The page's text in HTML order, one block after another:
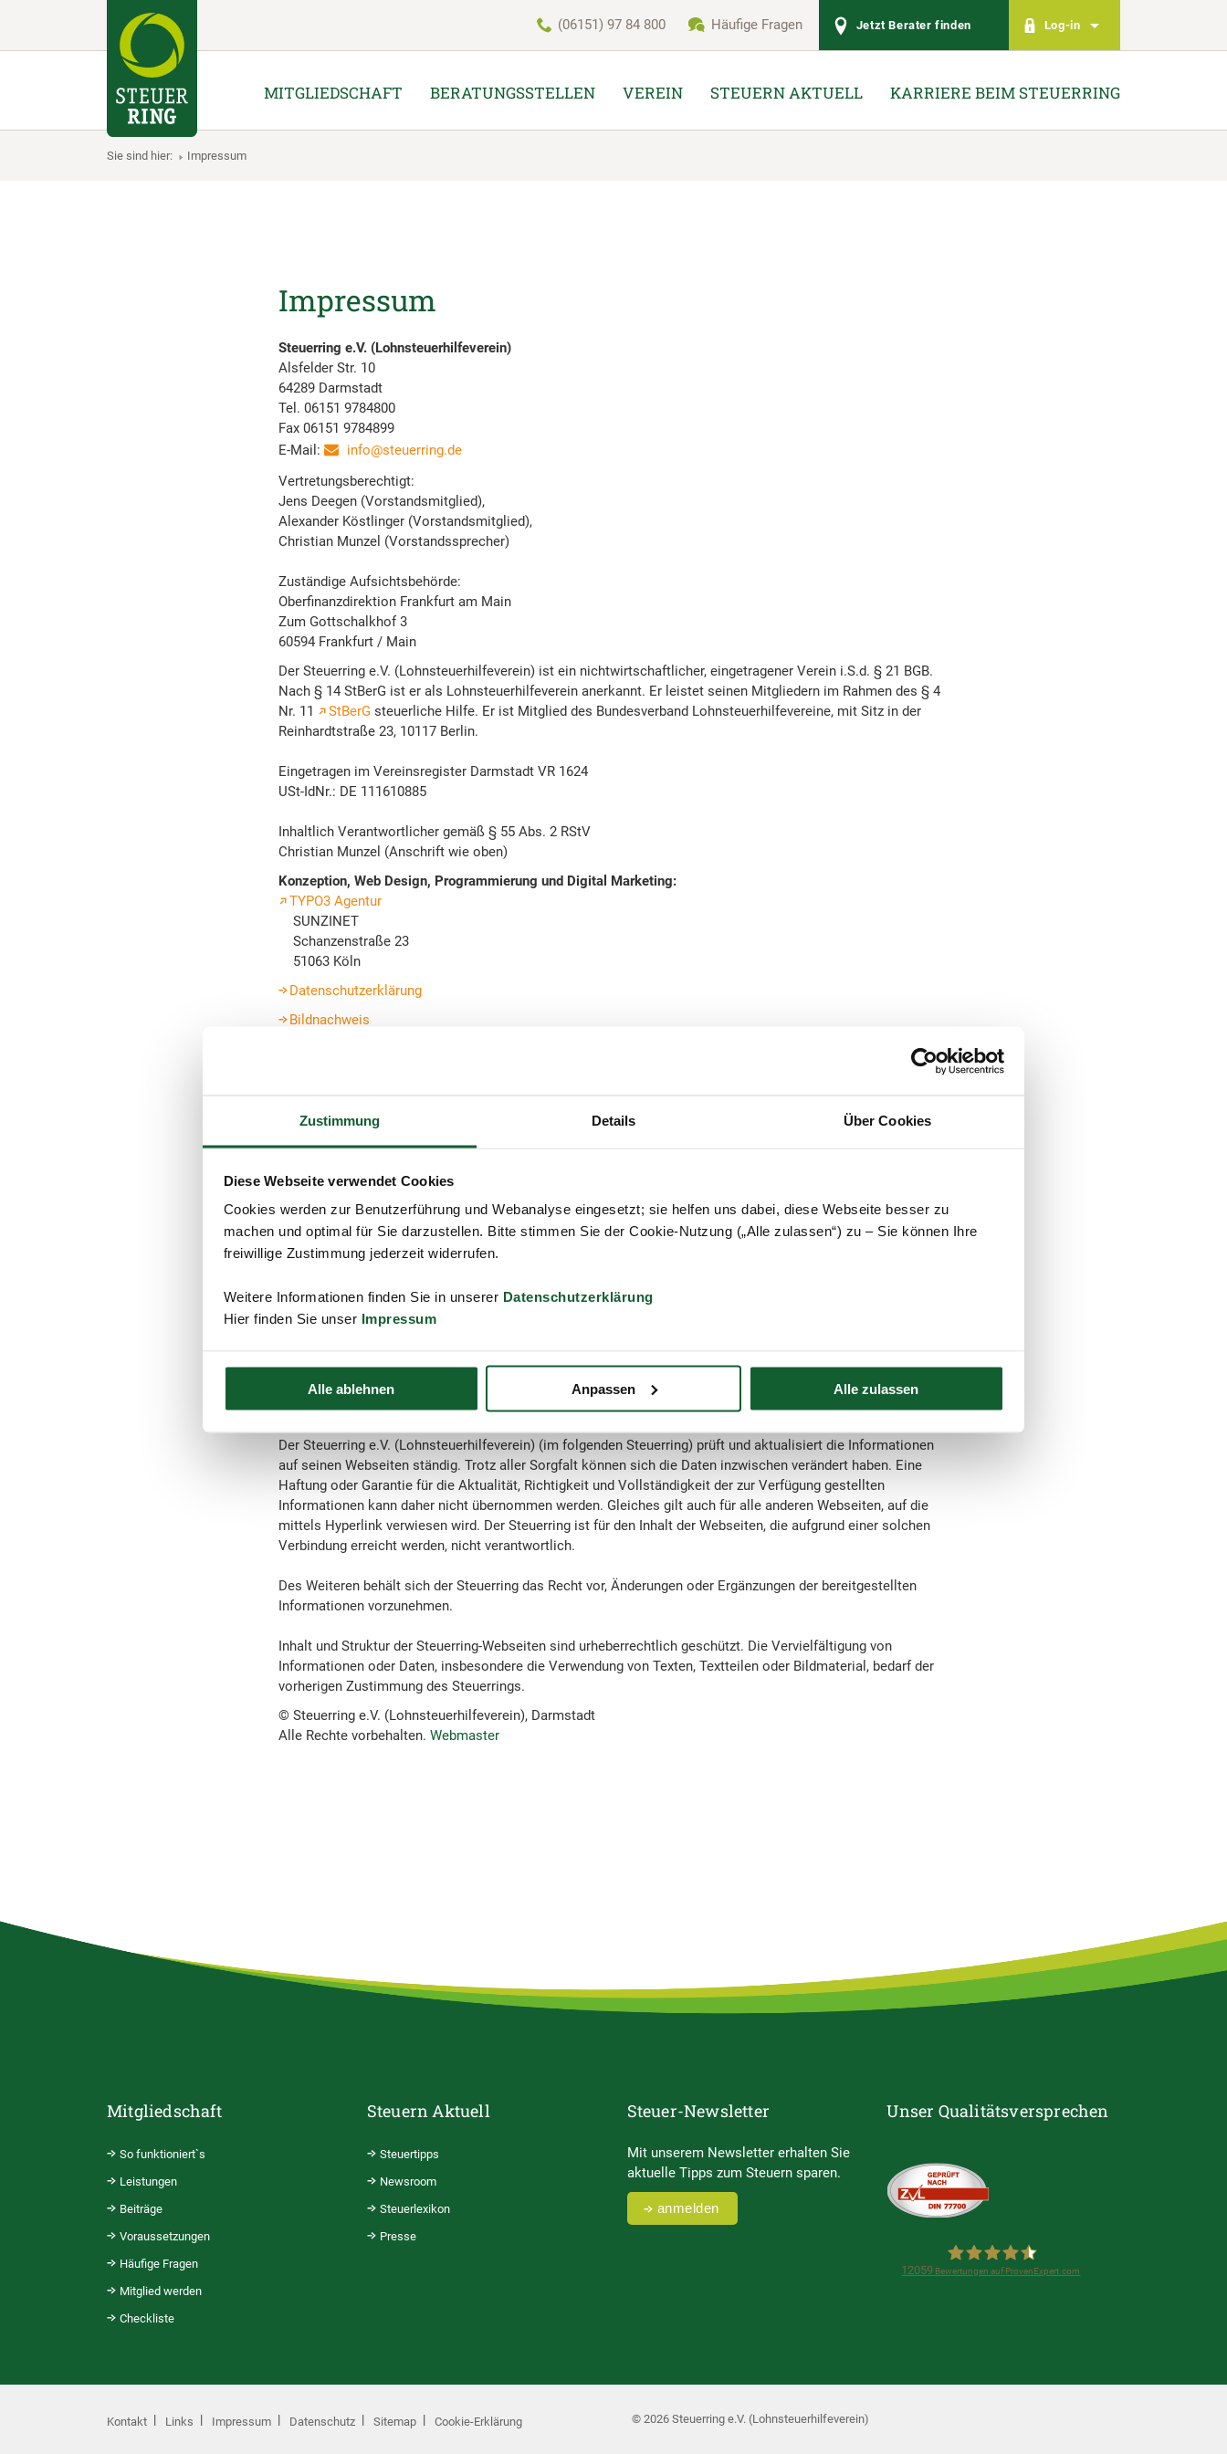
Zustimmung Details Über Cookies
Diese Webseite verwendet Cookies
Cookies werden zur Benutzerführung und Webanalyse eingesetzt; sie helfen uns dabei, diese Webseite besser zu
machen und optimal für Sie darzustellen. Bitte stimmen Sie der Cookie-Nutzung („Alle zulassen“) zu – Sie können Ihre
freiwillige Zustimmung jederzeit widerrufen.
Weitere Informationen finden Sie in unserer Datenschutzerklärung
Hier finden Sie unser Impressum
Alle ablehnen Anpassen Alle zulassen
(06151) 97 84 800 Häufige Fragen Jetzt Berater finden Log-in
MITGLIEDSCHAFT BERATUNGSSTELLEN VEREIN STEUERN AKTUELL KARRIERE BEIM STEUERRING
Sie sind hier: Impressum
Impressum
Steuerring e.V. (Lohnsteuerhilfeverein)
Alsfelder Str. 10
64289 Darmstadt
Tel. 06151 9784800
Fax 06151 9784899
E-Mail:
info@steuerring.de
Vertretungsberechtigt:
Jens Deegen (Vorstandsmitglied),
Alexander Köstlinger (Vorstandsmitglied),
Christian Munzel (Vorstandssprecher)
Zuständige Aufsichtsbehörde:
Oberfinanzdirektion Frankfurt am Main
Zum Gottschalkhof 3
60594 Frankfurt / Main
Der Steuerring e.V. (Lohnsteuerhilfeverein) ist ein nichtwirtschaftlicher, eingetragener Verein i.S.d. § 21 BGB.
Nach § 14 StBerG ist er als Lohnsteuerhilfeverein anerkannt. Er leistet seinen Mitgliedern im Rahmen des § 4
Nr. 11
StBerGsteuerliche Hilfe. Er ist Mitglied des Bundesverband Lohnsteuerhilfevereine, mit Sitz in der
Reinhardtstraße 23, 10117 Berlin.
Eingetragen im Vereinsregister Darmstadt VR 1624
USt-IdNr.: DE 111610885
Inhaltlich Verantwortlicher gemäß § 55 Abs. 2 RStV
Christian Munzel (Anschrift wie oben)
Konzeption, Web Design, Programmierung und Digital Marketing:
TYPO3 Agentur
SUNZINET
Schanzenstraße 23
51063 Köln
Datenschutzerklärung
Bildnachweis
Gerichtsstand. Dies folgt der gesetzlichen Bestimmung in § 22 ZPO.
Lohnsteuerhilfevereine sind aufgrund des Steuerberatungsgesetzes (StBerG) sowie der dazu ergangenen
für den einzelnen Versicherungsfall von 50.000 € zu unterhalten. Die Einzelheiten ergeben sich aus § 10
DVLStHV.
Der Steuerring unterhält eine Vermögensschaden-Haftpflichtversicherung bei der:
R+V Allgemeine Versicherung AG
65193 Wiesbaden
Räumlicher Geltungsbereich der Versicherung: Das Arbeitsgebiet des Vereins ist der Geltungs- und
Der Steuerring e.V. (Lohnsteuerhilfeverein) nimmt an keinem Verbraucherstreitbeilegungsverfahren teil.
Der Steuerring e.V. (Lohnsteuerhilfeverein) (im folgenden Steuerring) prüft und aktualisiert die Informationen
auf seinen Webseiten ständig. Trotz aller Sorgfalt können sich die Daten inzwischen verändert haben. Eine
Haftung oder Garantie für die Aktualität, Richtigkeit und Vollständigkeit der zur Verfügung gestellten
Informationen kann daher nicht übernommen werden. Gleiches gilt auch für alle anderen Webseiten, auf die
mittels Hyperlink verwiesen wird. Der Steuerring ist für den Inhalt der Webseiten, die aufgrund einer solchen
Verbindung erreicht werden, nicht verantwortlich.
Des Weiteren behält sich der Steuerring das Recht vor, Änderungen oder Ergänzungen der bereitgestellten
Informationen vorzunehmen.
Inhalt und Struktur der Steuerring-Webseiten sind urheberrechtlich geschützt. Die Vervielfältigung von
Informationen oder Daten, insbesondere die Verwendung von Texten, Textteilen oder Bildmaterial, bedarf der
vorherigen Zustimmung des Steuerrings.
© Steuerring e.V. (Lohnsteuerhilfeverein), Darmstadt
Alle Rechte vorbehalten. Webmaster
Mitgliedschaft
So funktioniert`s
Leistungen
Beiträge
Voraussetzungen
Häufige Fragen
Mitglied werden
Checkliste
Steuern Aktuell
Steuertipps
Newsroom
Steuerlexikon
Presse
Steuer-Newsletter
Mit unserem Newsletter erhalten Sie
aktuelle Tipps zum Steuern sparen.
anmelden
Unser Qualitätsversprechen
12059 Bewertungen auf ProvenExpert.com
Kontakt Links Impressum Datenschutz Sitemap Cookie-Erklärung © 2026 Steuerring e.V. (Lohnsteuerhilfeverein)